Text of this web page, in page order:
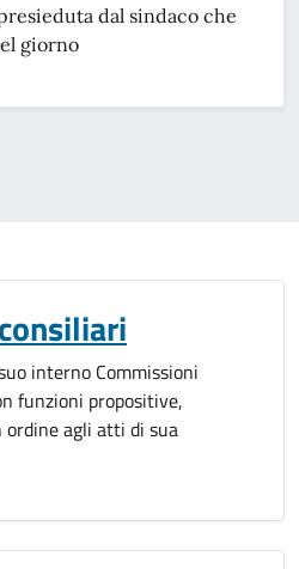
dal sindaco che
giorno
interno Commissioni
funzioni propositive,
agli atti di sua